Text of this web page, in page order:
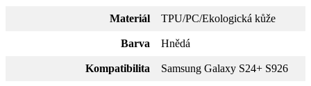
Materiál TPU/PC/Ekologická kůže
Barva Hnědá
Kompatibilita Samsung Galaxy S24+ S926